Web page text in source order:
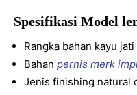
Spesifikasi Model
Rangka bahan kayu jati
Bahanpernis merk
Jenis finishing natural